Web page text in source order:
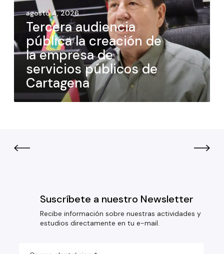
agosto 4, 2026
Tercera audiencia
pública la creación de
la empresa de
servicios públicos de
Cartagena
Suscríbete a nuestro Newsletter
Recibe información sobre nuestras actividades y
estudios directamente en tu e-mail.